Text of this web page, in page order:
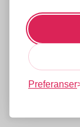
Preferanser